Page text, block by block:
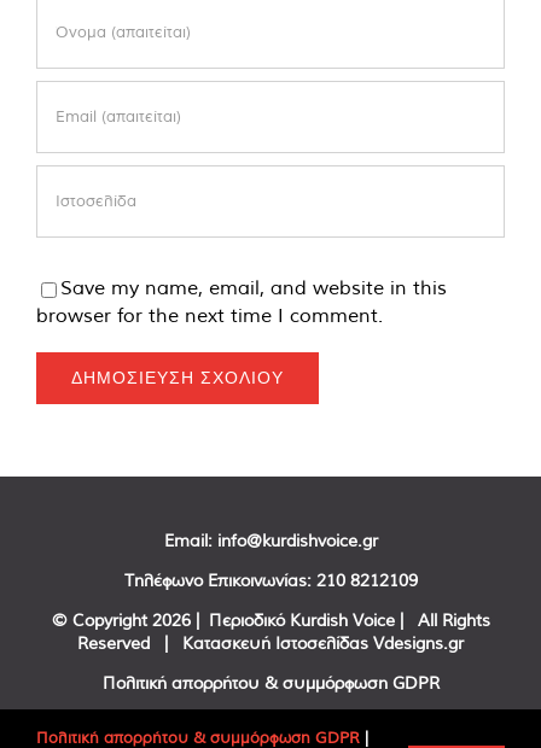
Save my name, email, and website in this
browser for the next time I comment.
Email: info@kurdishvoice.gr
Τηλέφωνο Επικοινωνίας: 210 8212109
© Copyright 2026 | Περιοδικό Kurdish Voice | All Rights
Reserved | Κατασκευή Ιστοσελίδας Vdesigns.gr
Πολιτική απορρήτου & συμμόρφωση GDPR
Πολιτική απορρήτου & συμμόρφωση GDPR |